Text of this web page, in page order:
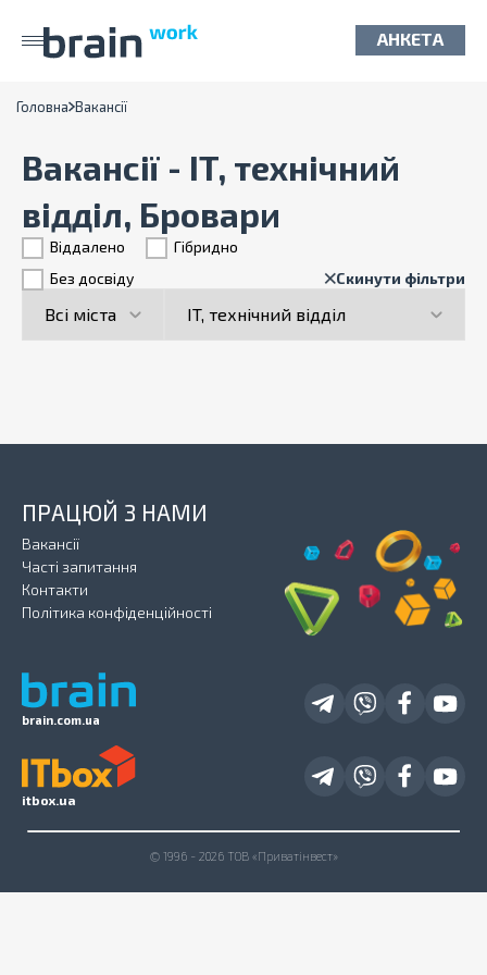
АНКЕТА
Головна Вакансії
Вакансії - IT, технічний
відділ, Бровари
Віддалено
Гiбридно
Без досвіду
Скинути фільтри
brain.com.ua
ПРАЦЮЙ З НАМИ
Вакансії
Часті запитання
Контакти
Політика конфіденційності
itbox.ua
© 1996 - 2026 ТОВ «Приватінвест»